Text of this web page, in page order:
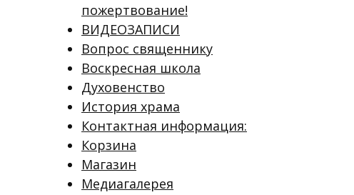
пожертвование!
ВИДЕОЗАПИСИ
Вопрос священнику
Воскресная школа
Духовенство
История храма
Контактная информация:
Корзина
Магазин
Медиагалерея